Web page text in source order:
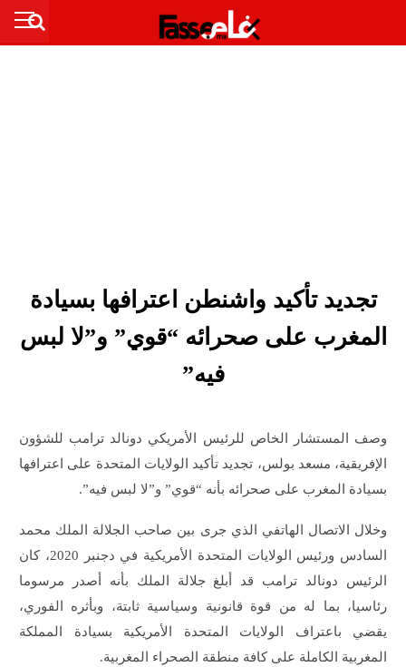
تجديد تأكيد واشنطن اعترافها بسيادة
المغرب على صحرائه “قوي” و”لا لبس
فيه”
وصف المستشار الخاص للرئيس الأمريكي دونالد ترامب للشؤون
الإفريقية، مسعد بولس، تجديد تأكيد الولايات المتحدة على اعترافها
بسيادة المغرب على صحرائه بأنه “قوي” و”لا لبس فيه”.
وخلال الاتصال الهاتفي الذي جرى بين صاحب الجلالة الملك محمد
السادس ورئيس الولايات المتحدة الأمريكية في دجنبر 2020، كان
الرئيس دونالد ترامب قد أبلغ جلالة الملك بأنه أصدر مرسوما
رئاسيا، بما له من قوة قانونية وسياسية ثابتة، وبأثره الفوري،
يقضي باعتراف الولايات المتحدة الأمريكية بسيادة المملكة
المغربية الكاملة على كافة منطقة الصحراء المغربية.